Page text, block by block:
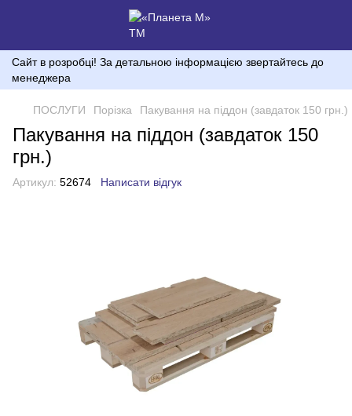
Сайт в розробці! За детальною інформацією звертайтесь до
менеджера
ПОСЛУГИ Порізка Пакування на піддон (завдаток 150 грн.)
Пакування на піддон (завдаток 150
грн.)
Артикул: 52674 Написати відгук